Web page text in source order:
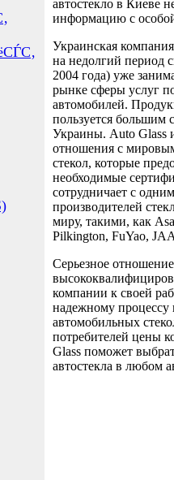
автостекло в Киеве
информацию с
Украинская
на недолгий период
2004 года) уже
рынке сферы услуг
автомобилей.
пользуется большим
Украины. Auto Glass
отношения с
стекол, которые
необходимые
сотрудничает с
производителей
миру, такими, как
Pilkington, FuYao,
Серьезное отношение
компании к своей
надежному процессу
автомобильных
потребителей цены
Glass поможет
автостекла в любом